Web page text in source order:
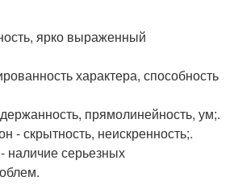
ярко выраженный
характера, способность
прямолинейность, ум;.
- скрытность, неискренность;.
серьезных